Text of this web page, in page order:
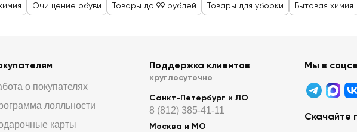
Очищение обуви Товары до 99 рублей Товары для уборки Бытовая химия
о покупателях
лояльности
карты
Поддержка клиентов
круглосуточно
Санкт-Петербург и ЛО
8 (812) 385-41-11
Москва и МО
Мы в
Скачайте